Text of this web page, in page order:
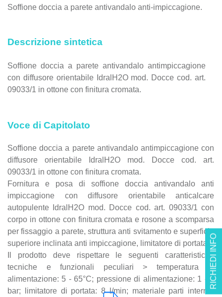
RICHIEDI INFO
Soffione doccia a parete antivandalo anti-impiccagione.
Descrizione sintetica
Soffione doccia a parete antivandalo antimpiccagione
con diffusore orientabile IdralH2O mod. Docce cod. art.
09033/1 in ottone con finitura cromata.
Voce di Capitolato
Soffione doccia a parete antivandalo antimpiccagione con
diffusore orientabile IdralH2O mod. Docce cod. art.
09033/1 in ottone con finitura cromata.
Fornitura e posa di soffione doccia antivandalo anti
impiccagione con diffusore orientabile anticalcare
autopulente IdralH2O mod. Docce cod. art. 09033/1 con
corpo in ottone con finitura cromata e rosone a scomparsa
per fissaggio a parete, struttura anti svitamento e superficie
superiore inclinata anti impiccagione, limitatore di portata.
Il prodotto deve rispettare le seguenti caratteristiche
tecniche e funzionali peculiari > temperatura di
alimentazione: 5 - 65°C; pressione di alimentazione: 1 - 6
bar; limitatore di portata: 8 l/min; materiale parti interne: